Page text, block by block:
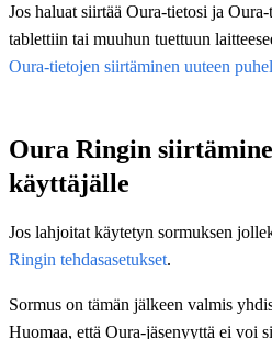
Jos haluat siirtää Oura-tietosi ja
tablettiin tai muuhun tuettuun
Oura-tietojen siirtäminen uuteen
Oura Ringin
käyttäjälle
Jos lahjoitat käytetyn sormuksen
Ringin tehdasasetukset.
Sormus on tämän jälkeen valmis
Huomaa, että Oura-jäsenyyttä ei voi